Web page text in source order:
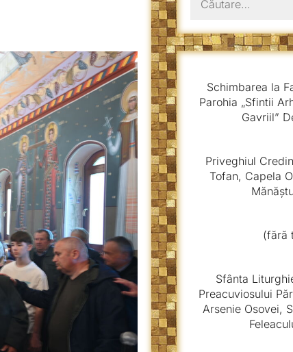
după:
Schimbarea la
Parohia „Sfintii
Gavriil”
Priveghiul
Tofan, Capela
(fără
Sfânta
Preacuviosului
Arsenie Osovei,